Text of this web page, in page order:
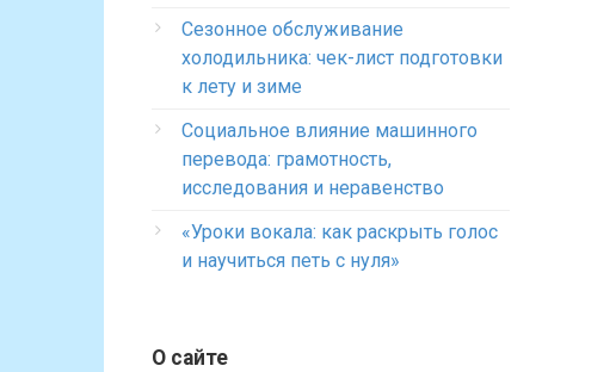
Сезонное обслуживание
холодильника: чек-лист подготовки
к лету и зиме
Социальное влияние машинного
перевода: грамотность,
исследования и неравенство
«Уроки вокала: как раскрыть голос
и научиться петь с нуля»
О сайте